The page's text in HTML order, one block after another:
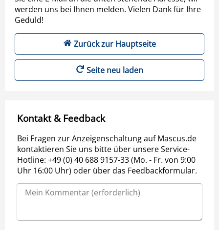
werden uns bei Ihnen melden. Vielen Dank für Ihre
Geduld!
Zurück zur Hauptseite
Seite neu laden
Kontakt & Feedback
Bei Fragen zur Anzeigenschaltung auf Mascus.de
kontaktieren Sie uns bitte über unsere Service-
Hotline: +49 (0) 40 688 9157-33 (Mo. - Fr. von 9:00
Uhr 16:00 Uhr) oder über das Feedbackformular.